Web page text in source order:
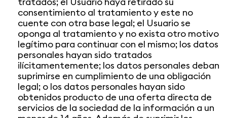
consentimiento al tratamiento y este no
cuente con otra base legal; el Usuario se
oponga al tratamiento y no exista otro motivo
legítimo para continuar con el mismo; los datos
personales hayan sido tratados
ilícitamentemente; los datos personales deban
suprimirse en cumplimiento de una obligación
legal; o los datos personales hayan sido
obtenidos producto de una oferta directa de
servicios de la sociedad de la información a un